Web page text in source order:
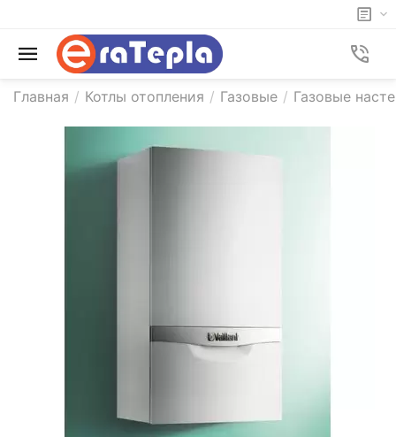
Главная / Котлы отопления / Газовые / Газовые